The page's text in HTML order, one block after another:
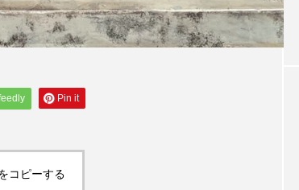
Pin it
コピーする
楽しもう